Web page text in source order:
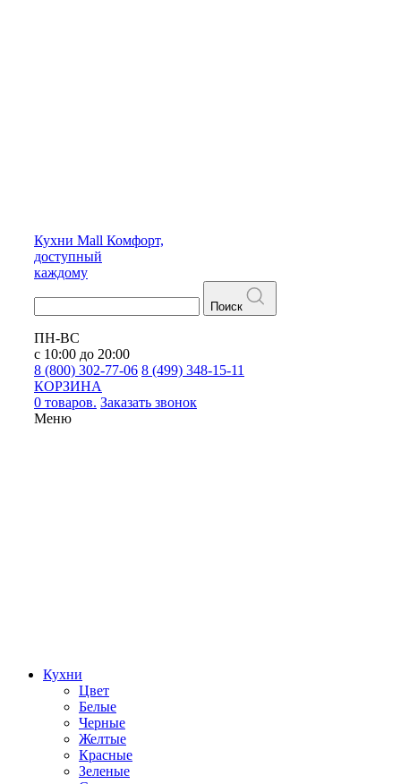
Кухни Mall Комфорт,
доступный
каждому
Поиск
ПН-ВС
с 10:00 до 20:00
8 (800) 302-77-06 8 (499) 348-15-11
КОРЗИНА
0 товаров. Заказать звонок
Меню
Кухни
Цвет
Белые
Черные
Желтые
Красные
Зеленые